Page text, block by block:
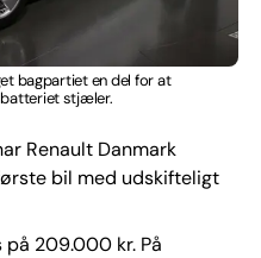
bagpartiet en del for at
batteriet stjæler.
Renault Danmark
bil med udskifteligt
på 209.000 kr. På